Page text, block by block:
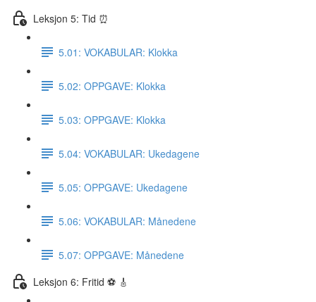
Leksjon 5: Tid ⏰
5.01: VOKABULAR: Klokka
5.02: OPPGAVE: Klokka
5.03: OPPGAVE: Klokka
5.04: VOKABULAR: Ukedagene
5.05: OPPGAVE: Ukedagene
5.06: VOKABULAR: Månedene
5.07: OPPGAVE: Månedene
Leksjon 6: Fritid ⚽️ 🎸